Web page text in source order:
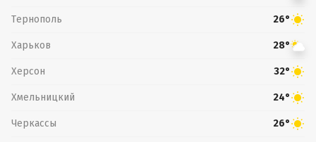
Тернополь 26°
Харьков 28°
Херсон 32°
Хмельницкий 24°
Черкассы 26°